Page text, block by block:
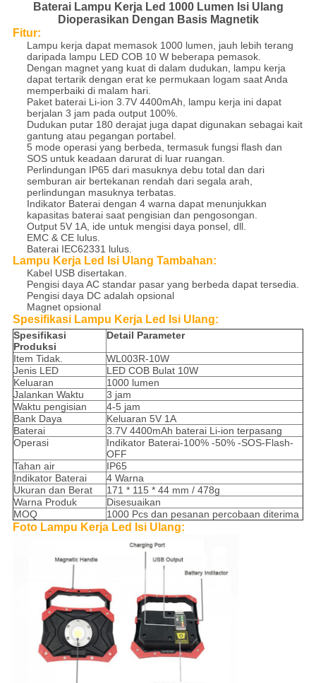
Baterai Lampu Kerja Led 1000 Lumen Isi Ulang
Dioperasikan Dengan Basis Magnetik
Fitur:
Lampu kerja dapat memasok 1000 lumen, jauh lebih terang
daripada lampu LED COB 10 W beberapa pemasok.
Dengan magnet yang kuat di dalam dudukan, lampu kerja
dapat tertarik dengan erat ke permukaan logam saat Anda
memperbaiki di malam hari.
Paket baterai Li-ion 3.7V 4400mAh, lampu kerja ini dapat
berjalan 3 jam pada output 100%.
Dudukan putar 180 derajat juga dapat digunakan sebagai kait
gantung atau pegangan portabel.
5 mode operasi yang berbeda, termasuk fungsi flash dan
SOS untuk keadaan darurat di luar ruangan.
Perlindungan IP65 dari masuknya debu total dan dari
semburan air bertekanan rendah dari segala arah,
perlindungan masuknya terbatas.
Indikator Baterai dengan 4 warna dapat menunjukkan
kapasitas baterai saat pengisian dan pengosongan.
Output 5V 1A, ide untuk mengisi daya ponsel, dll.
EMC & CE lulus.
Baterai IEC62331 lulus.
Lampu Kerja Led Isi Ulang Tambahan:
Kabel USB disertakan.
Pengisi daya AC standar pasar yang berbeda dapat tersedia.
Pengisi daya DC adalah opsional
Magnet opsional
Spesifikasi Lampu Kerja Led Isi Ulang:
Spesifikasi
Produksi
Detail Parameter
Item Tidak.
WL003R-10W
Jenis LED
LED COB Bulat 10W
Keluaran
1000 lumen
Jalankan Waktu
3 jam
Waktu pengisian
4-5 jam
Bank Daya
Keluaran 5V 1A
Baterai
3.7V 4400mAh baterai Li-ion terpasang
Operasi
Indikator Baterai-100% -50% -SOS-Flash-
OFF
Tahan air
IP65
Indikator Baterai
4 Warna
Ukuran dan Berat
171 * 115 * 44 mm / 478g
Warna Produk
Disesuaikan
MOQ
1000 Pcs dan pesanan percobaan diterima
Foto Lampu Kerja Led Isi Ulang: